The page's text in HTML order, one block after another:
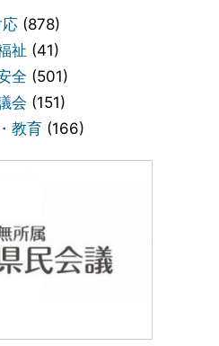
(878)
祉 (41)
全 (501)
会 (151)
教育 (166)